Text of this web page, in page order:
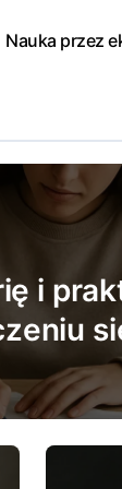
Nauka przez
i